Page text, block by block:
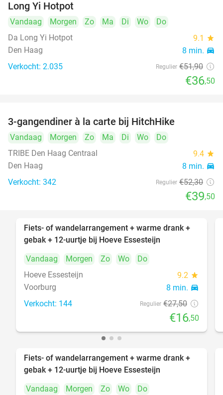
Long Yi Hotpot
Vandaag Morgen Zo Ma Di Wo
Do
Da Long Yi Hotpot
9.1 star
Den Haag 8 min. directions_car
Verkocht: 2.035 Regulier €51,90
€36,50
3-gangendiner à la carte bij HitchHike
Vandaag Morgen Zo Ma Di Wo
Do
TRIBE Den Haag Centraal
9.4 star
Den Haag 8 min. directions_car
Verkocht: 342 Regulier €52,30
€39,50
40%
Fiets- of wandelarrangement + warme drank +
gebak + 12-uurtje bij Hoeve Essesteijn
Vandaag
Morgen Zo Wo
Do
Hoeve Essesteijn
9.2 star
Voorburg 8 min. directions_car
Verkocht: 144 Regulier €27,50
€16,50
40%
Fiets- of wandelarrangement + warme drank +
gebak + 12-uurtje bij Hoeve Essesteijn
Vandaag
Morgen Zo Wo
Do